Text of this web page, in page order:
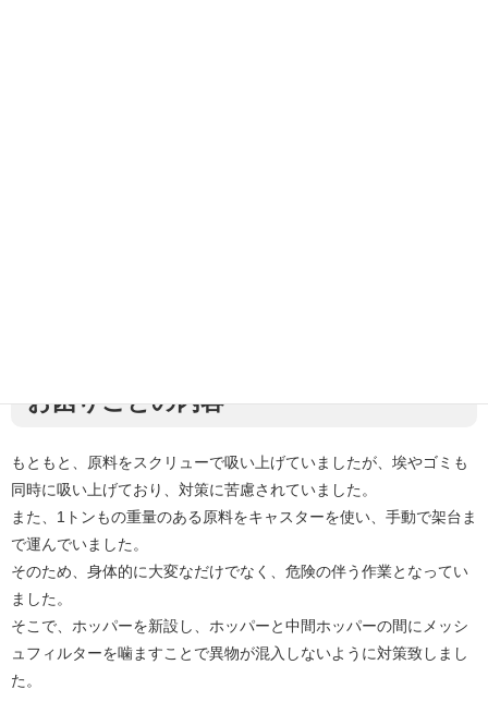
お困りごとの内容
もともと、原料をスクリューで吸い上げていましたが、埃やゴミも
同時に吸い上げており、対策に苦慮されていました。
また、1トンもの重量のある原料をキャスターを使い、手動で架台ま
で運んでいました。
そのため、身体的に大変なだけでなく、危険の伴う作業となってい
ました。
そこで、ホッパーを新設し、ホッパーと中間ホッパーの間にメッシ
ュフィルターを噛ますことで異物が混入しないように対策致しまし
た。